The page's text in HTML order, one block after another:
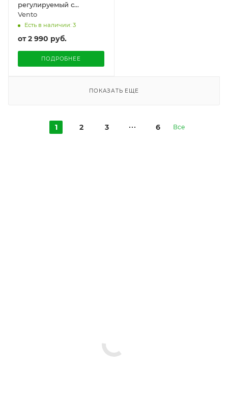
регулируемый с
амортизатором Венто
«aB11p»
Vento
Есть в наличии: 3
от2 990 руб.
ПОДРОБНЕЕ
ПОКАЗАТЬ ЕЩЕ
1 2 3 6 Все